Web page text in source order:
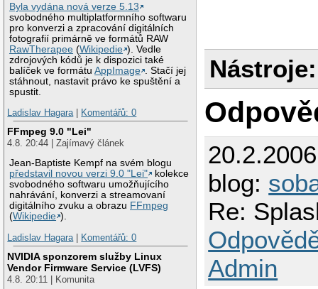
Byla vydána nová verze 5.13
svobodného multiplatformního softwaru
pro konverzi a zpracování digitálních
fotografií primárně ve formátů RAW
RawTherapee (Wikipedie ). Vedle
zdrojových kódů je k dispozici také
balíček ve formátuAppImage
. Stačí jej
stáhnout, nastavit právo ke spuštění a
spustit.
Ladislav Hagara| Komentářů: 0
FFmpeg 9.0 "Lei"
4.8. 20:44 | Zajímavý článek
Jean-Baptiste Kempf na svém blogu
představil novou verzi 9.0 "Lei"
kolekce
svobodného softwaru umožňujícího
nahrávání, konverzi a streamovaní
digitálního zvuku a obrazu FFmpeg
(Wikipedie ).
Ladislav Hagara| Komentářů: 0
NVIDIA sponzorem služby Linux
Vendor Firmware Service (LVFS)
4.8. 20:11 | Komunita
Nástroje:
blog:
Re:
Admin